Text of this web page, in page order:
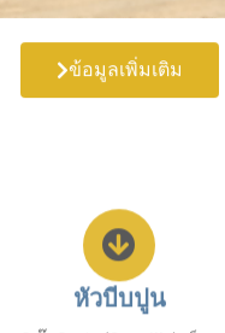
กูชิ กั๊สซิลล่า (Guzzilla) เป็น
บีบ ทำลายปูนหรือคอนกรีต นิย
ถอน *ผลิตจากประเทศญี่ปุ่น*